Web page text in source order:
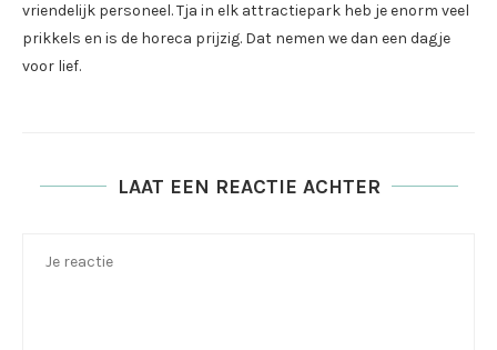
vriendelijk personeel. Tja in elk attractiepark heb je enorm veel
prikkels en is de horeca prijzig. Dat nemen we dan een dagje
voor lief.
LAAT EEN REACTIE ACHTER